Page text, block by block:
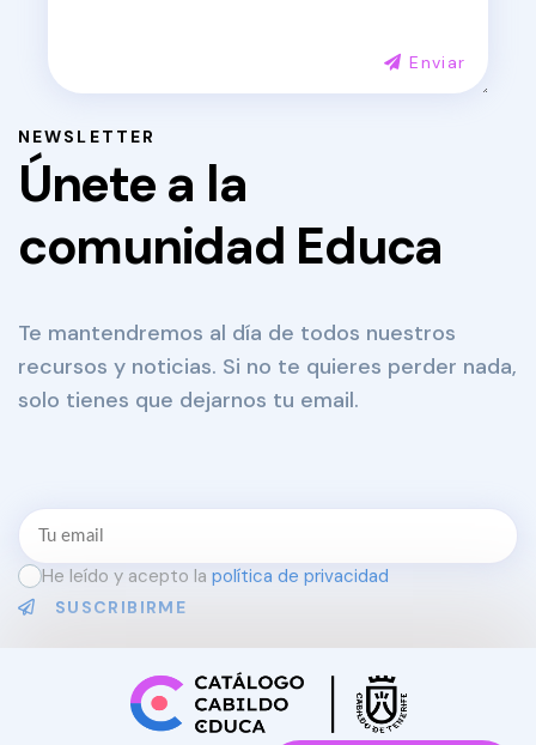
Enviar
NEWSLETTER
Únete a la
comunidad Educa
Te mantendremos al día de todos nuestros
recursos y noticias. Si no te quieres perder nada,
solo tienes que dejarnos tu email.
He leído y acepto la política de privacidad
SUSCRIBIRME